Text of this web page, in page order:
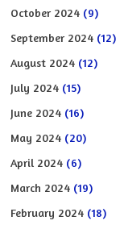
October 2024 (9)
September 2024 (12)
August 2024 (12)
July 2024 (15)
June 2024 (16)
May 2024 (20)
April 2024 (6)
March 2024 (19)
February 2024 (18)